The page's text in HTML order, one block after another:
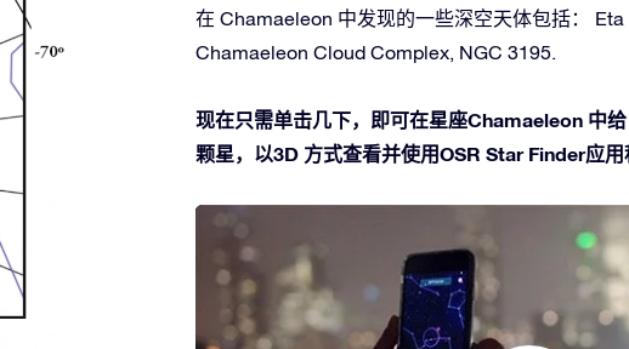
在 Chamaeleon 中发现的一些深空天体包括：
Chamaeleon Cloud Complex, NGC 3195.
现在只需单击几下，即可在星座Chamaeleon 中
颗星，以3D 方式查看并使用OSR Star Finder应用